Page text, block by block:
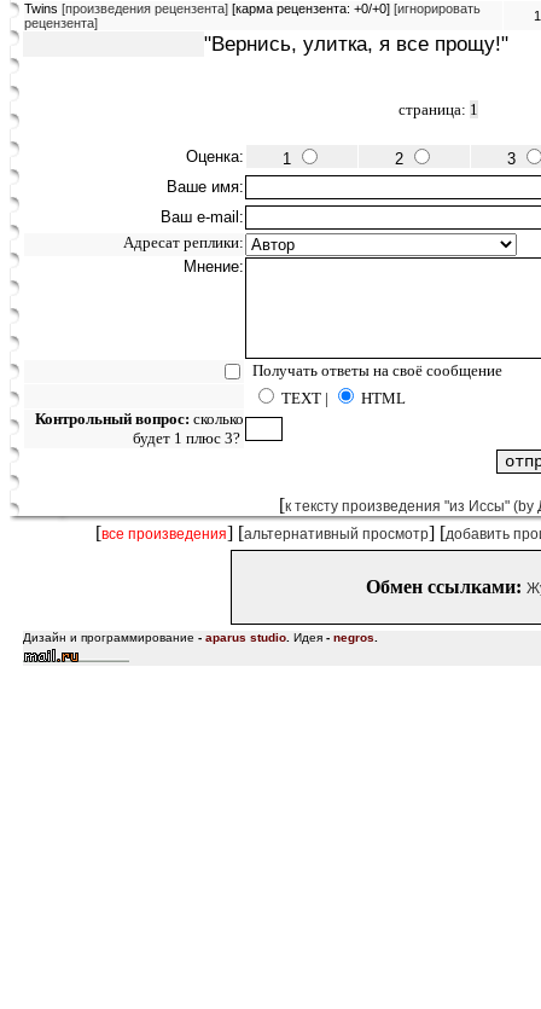
Twins [произведения рецензента] [карма рецензента: +0/+0] [игнорировать
рецензента]
"Вернись, улитка, я все прощу!"
страница: 1
Оценка: 1 2
3
Ваше имя:
Ваш e-mail:
Адресат реплики:
Мнение:
Получать ответы на своё сообщение
TEXT |
HTML
Контрольный вопрос: сколько
будет 1 плюс 3?
[к тексту произведения "из Иссы"
[все произведения] [альтернативный просмотр] [добавить
Обмен ссылками:
Дизайн и программирование - aparus studio Идея - negros